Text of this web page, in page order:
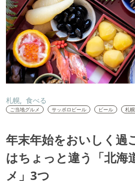
札幌 食べる
ご当地グルメ サッポロビール ビール 札幌
年末年始をおいしく過
はちょっと違う「北海
メ」3つ